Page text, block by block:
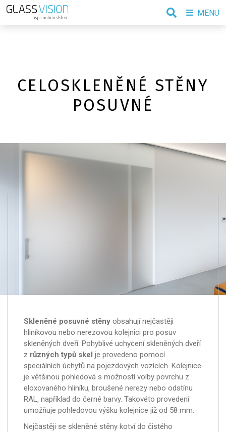
CELOSKLENĚNÉ STĚNY
POSUVNÉ
Skleněné posuvné stěnyobsahují nejčastěji
hliníkovou nebo nerezovou kolejnici pro posuv
skleněných dveří. Pohyblivé uchycení skleněných dveří
z různých typů skel je provedeno pomocí
speciálních úchytů na pojezdových vozících. Kolejnice
je většinou pohledová s možností volby povrchu z
eloxovaného hliníku, broušené nerezy nebo odstínu
RAL, například do černé barvy. Takovéto provedení
umožňuje pohledovou výšku kolejnice již od 58 mm.
Nejčastěji se skleněné stěny kotví do čistého
MENU